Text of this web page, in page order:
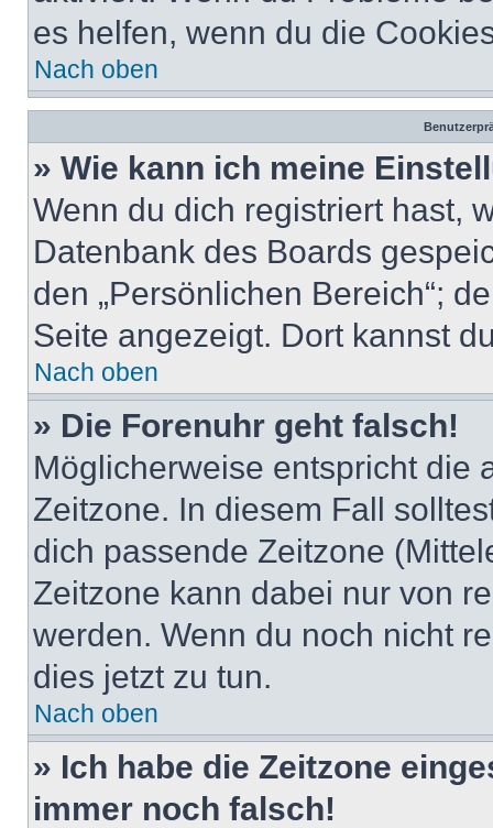
es helfen, wenn du die
Nach oben
» Wie kann ich meine
Wenn du dich registriert hast,
Datenbank des Boards
den „Persönlichen Bereich“;
Seite angezeigt. Dort kannst
Nach oben
» Die Forenuhr geht falsch!
Möglicherweise entspricht die
Zeitzone. In diesem Fall
dich passende Zeitzone
Zeitzone kann dabei nur von
werden. Wenn du noch nicht
dies jetzt zu tun.
Nach oben
» Ich habe die Zeitzone
immer noch falsch!